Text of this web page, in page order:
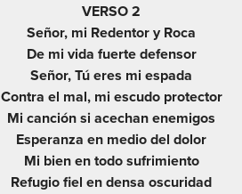
VERSO 2
Señor, mi Redentor y Roca
De mi vida fuerte defensor
Señor, Tú eres mi espada
Contra el mal, mi escudo protector
Mi canción si acechan enemigos
Esperanza en medio del dolor
Mi bien en todo sufrimiento
Refugio fiel en densa oscuridad